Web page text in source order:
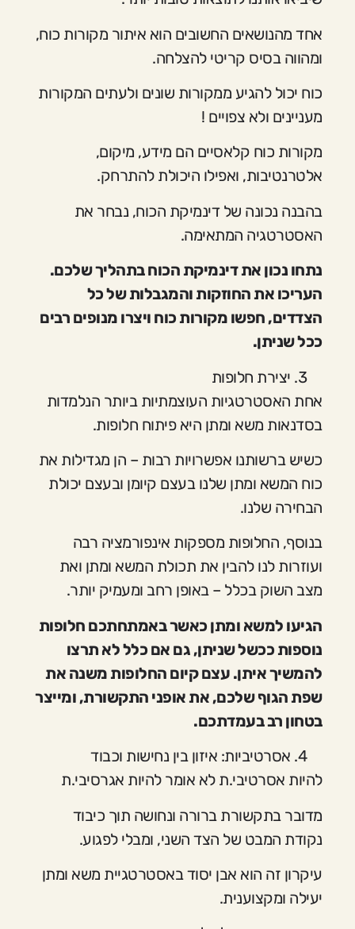
אחד מהנושאים החשובים הוא איתור מקורות כוח,
ומהווה בסיס קריטי להצלחה.
כוח יכול להגיע ממקורות שונים ולעתים המקורות
מעניינים ולא צפויים !
מקורות כוח קלאסיים הם מידע, מיקום,
אלטרנטיבות, ואפילו היכולת להתרחק.
בהבנה נכונה של דינמיקת הכוח, נבחר את
האסטרטגיה המתאימה.
נתחו נכון את דינמיקת הכוח בתהליך שלכם.
העריכו את החוזקות והמגבלות של כל
הצדדים, חפשו מקורות כוח ויצרו מנופים רבים
ככל שניתן.
יצירת חלופות
אחת האסטרטגיות העוצמתיות ביותר הנלמדות
בסדנאות משא ומתן היא פיתוח חלופות.
כשיש ברשותנו אפשרויות רבות – הן מגדילות את
כוח המשא ומתן שלנו בעצם קיומן ובעצם יכולת
הבחירה שלנו.
בנוסף, החלופות מספקות אינפורמציה רבה
ועוזרות לנו להבין את תכולת המשא ומתן ואת
מצב השוק בכלל – באופן רחב ומעמיק יותר.
הגיעו למשא ומתן כאשר באמתחתכם חלופות
נוספות ככשל שניתן, גם אם כלל לא תרצו
להמשיך איתן. עצם קיום החלופות משנה את
שפת הגוף שלכם, את אופני התקשורת, ומייצר
בטחון רב בעמדתכם.
אסרטיביות: איזון בין נחישות וכבוד
להיות אסרטיבי.ת לא אומר להיות אגרסיבי.ת
מדובר בתקשורת ברורה ונחושה תוך כיבוד
נקודת המבט של הצד השני, ומבלי לפגוע.
עיקרון זה הוא אבן יסוד באסטרטגיית משא ומתן
יעילה ומקצוענית.